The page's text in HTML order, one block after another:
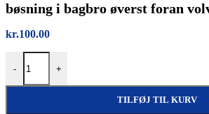
bøsning i bagbro øverst foran
kr.100.00
-
bøsning i bagbro øverst foran volvo V70
+
TILFØJ TIL KURV